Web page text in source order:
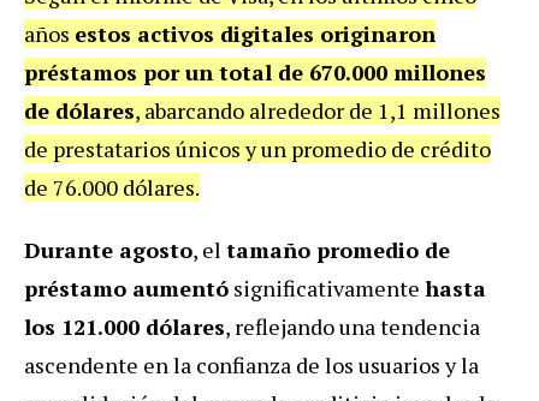
años estos activos digitales originaron
préstamos por un total de 670.000 millones
de dólares, abarcando alrededor de 1,1 millones
de prestatarios únicos y un promedio de crédito
de 76.000 dólares.
Durante agosto, el tamaño promedio de
préstamo aumentó significativamente hasta
los 121.000 dólares, reflejando una tendencia
ascendente en la confianza de los usuarios y la